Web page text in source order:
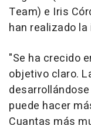
Team) e Iris
han realizado
"Se ha crecido
objetivo claro.
puede hacer